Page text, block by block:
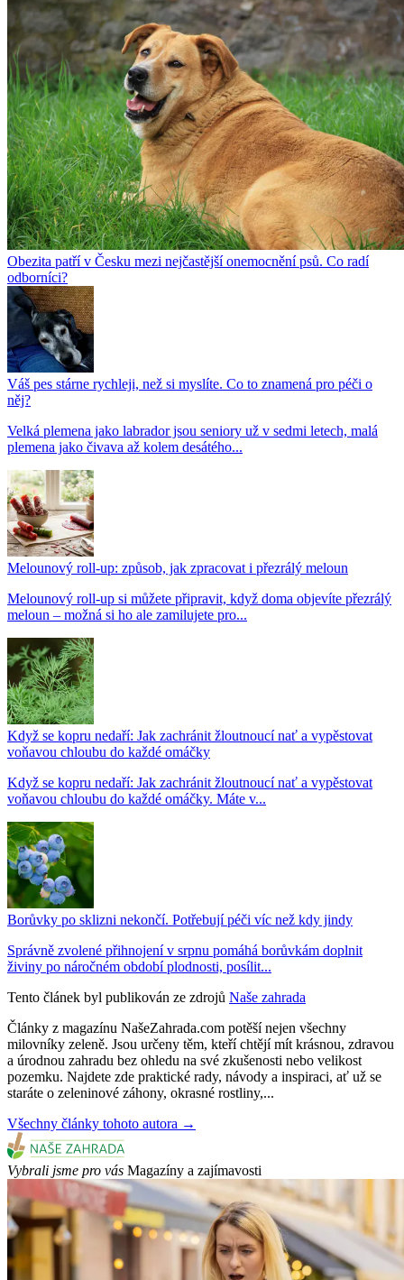
Obezita patří v Česku mezi nejčastější onemocnění psů. Co radí
odborníci?
Váš pes stárne rychleji, než si myslíte. Co to znamená pro péči o
něj?
Velká plemena jako labrador jsou seniory už v sedmi letech, malá
plemena jako čivava až kolem desátého...
Melounový roll-up: způsob, jak zpracovat i přezrálý meloun
Melounový roll-up si můžete připravit, když doma objevíte přezrálý
meloun – možná si ho ale zamilujete pro...
Když se kopru nedaří: Jak zachránit žloutnoucí nať a vypěstovat
voňavou chloubu do každé omáčky
Když se kopru nedaří: Jak zachránit žloutnoucí nať a vypěstovat
voňavou chloubu do každé omáčky. Máte v...
Borůvky po sklizni nekončí. Potřebují péči víc než kdy jindy
Správně zvolené přihnojení v srpnu pomáhá borůvkám doplnit
živiny po náročném období plodnosti, posílit...
Tento článek byl publikován ze zdrojů Naše zahrada
Články z magazínu NašeZahrada.com potěší nejen všechny
milovníky zeleně. Jsou určeny těm, kteří chtějí mít krásnou, zdravou
a úrodnou zahradu bez ohledu na své zkušenosti nebo velikost
pozemku. Najdete zde praktické rady, návody a inspiraci, ať už se
staráte o zeleninové záhony, okrasné rostliny,...
Všechny články tohoto autora →
Vybrali jsme pro vás Magazíny a zajímavosti